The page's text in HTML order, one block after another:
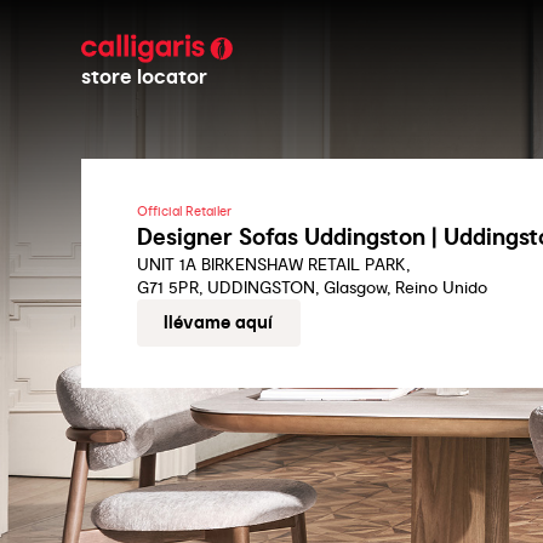
store locator
Official Retailer
Designer Sofas Uddingston |
UNIT 1A BIRKENSHAW RETAIL PARK,
G71 5PR, UDDINGSTON, Glasgow, Reino Unido
llévame aquí